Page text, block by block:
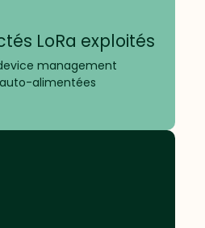
LoRa exploités
management
alimentées